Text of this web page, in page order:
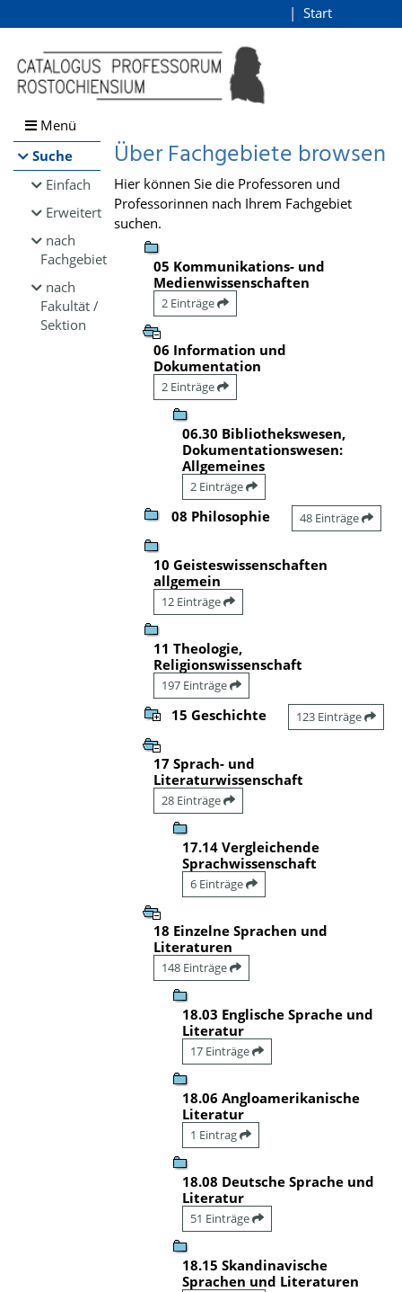
Browsen
direkt zum Inhalt
Start
Menü
Suche
Einfach
Erweitert
nach
Fachgebiet
nach
Fakultät /
Sektion
Über Fachgebiete browsen
Hier können Sie die Professoren und
Professorinnen nach Ihrem Fachgebiet
suchen.
05 Kommunikations- und
Medienwissenschaften
2 Einträge
06 Information und
Dokumentation
2 Einträge
06.30 Bibliothekswesen,
Dokumentationswesen:
Allgemeines
2 Einträge
08 Philosophie 48 Einträge
10 Geisteswissenschaften
allgemein
12 Einträge
11 Theologie,
Religionswissenschaft
197 Einträge
15 Geschichte 123 Einträge
17 Sprach- und
Literaturwissenschaft
28 Einträge
17.14 Vergleichende
Sprachwissenschaft
6 Einträge
18 Einzelne Sprachen und
Literaturen
148 Einträge
18.03 Englische Sprache und
Literatur
17 Einträge
18.06 Angloamerikanische
Literatur
1 Eintrag
18.08 Deutsche Sprache und
Literatur
51 Einträge
18.15 Skandinavische
Sprachen und Literaturen